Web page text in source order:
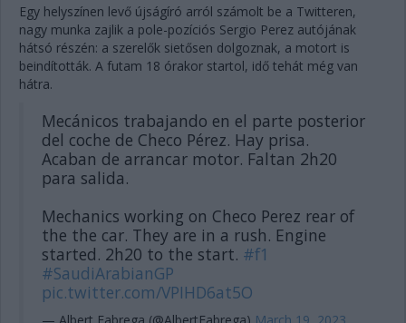
Egy helyszínen levő újságíró arról számolt be a Twitteren,
nagy munka zajlik a pole-pozíciós Sergio Perez autójának
hátsó részén: a szerelők sietősen dolgoznak, a motort is
beindították. A futam 18 órakor startol, idő tehát még van
hátra.
Mecánicos trabajando en el parte posterior
del coche de Checo Pérez. Hay prisa.
Acaban de arrancar motor. Faltan 2h20
para salida.
Mechanics working on Checo Perez rear of
the the car. They are in a rush. Engine
started. 2h20 to the start. #f1
#SaudiArabianGP
pic.twitter.com/VPIHD6at5O